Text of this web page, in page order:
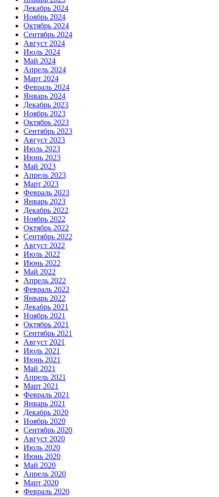
Декабрь 2024
Ноябрь 2024
Октябрь 2024
Сентябрь 2024
Август 2024
Июль 2024
Май 2024
Апрель 2024
Март 2024
Февраль 2024
Январь 2024
Декабрь 2023
Ноябрь 2023
Октябрь 2023
Сентябрь 2023
Август 2023
Июль 2023
Июнь 2023
Май 2023
Апрель 2023
Март 2023
Февраль 2023
Январь 2023
Декабрь 2022
Ноябрь 2022
Октябрь 2022
Сентябрь 2022
Август 2022
Июль 2022
Июнь 2022
Май 2022
Апрель 2022
Февраль 2022
Январь 2022
Декабрь 2021
Ноябрь 2021
Октябрь 2021
Сентябрь 2021
Август 2021
Июль 2021
Июнь 2021
Май 2021
Апрель 2021
Март 2021
Февраль 2021
Январь 2021
Декабрь 2020
Ноябрь 2020
Сентябрь 2020
Август 2020
Июль 2020
Июнь 2020
Май 2020
Апрель 2020
Март 2020
Февраль 2020